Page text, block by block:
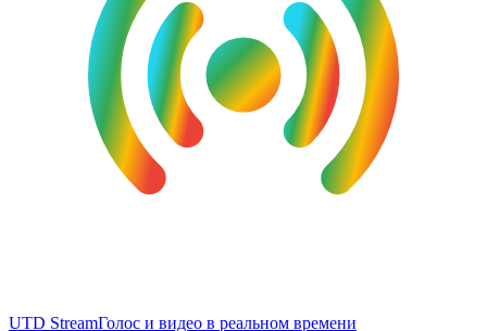
UTD StreamГолос и видео в реальном времени